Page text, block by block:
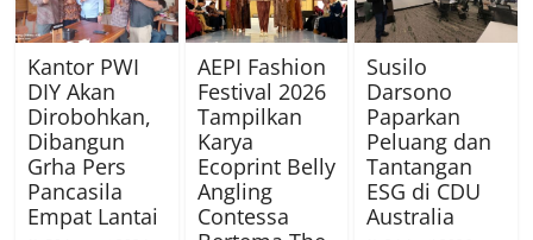
Kantor PWI
DIY Akan
Dirobohkan,
Dibangun
Grha Pers
Pancasila
Empat Lantai
AEPI Fashion
Festival 2026
Tampilkan
Karya
Ecoprint Belly
Angling
Contessa
Susilo
Darsono
Paparkan
Peluang dan
Tantangan
ESG di CDU
Australia